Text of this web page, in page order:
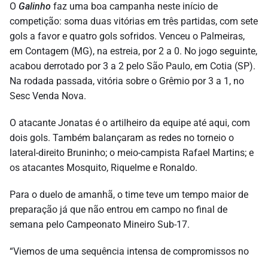
O Galinho faz uma boa campanha neste início de
competição: soma duas vitórias em três partidas, com sete
gols a favor e quatro gols sofridos. Venceu o Palmeiras,
em Contagem (MG), na estreia, por 2 a 0. No jogo seguinte,
acabou derrotado por 3 a 2 pelo São Paulo, em Cotia (SP).
Na rodada passada, vitória sobre o Grêmio por 3 a 1, no
Sesc Venda Nova.
O atacante Jonatas é o artilheiro da equipe até aqui, com
dois gols. Também balançaram as redes no torneio o
lateral-direito Bruninho; o meio-campista Rafael Martins; e
os atacantes Mosquito, Riquelme e Ronaldo.
Para o duelo de amanhã, o time teve um tempo maior de
preparação já que não entrou em campo no final de
semana pelo Campeonato Mineiro Sub-17.
“Viemos de uma sequência intensa de compromissos no